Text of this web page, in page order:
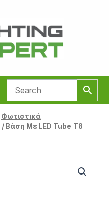
Φωτιστικά
/ Βάση Με LED Tube T8